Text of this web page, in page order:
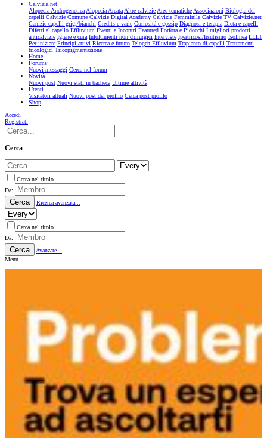
Calvizie.net
Alopecia AndrogeneticaAlopecia AreataAltre calvizieAree tematicheAssociazioni Biologia dei
capelli Calvizie Comune Calvizie Digital Academy Calvizie Femminile Calvizie TV Calvizie.net
Canizie capelli grigi/bianchi Credits e varie Curiosità e gossip Diagnosi e terapia Dieta e capelli
Difetti al capello Effluvium Eventi e Incontri Featured Forfora e Pidocchi I migliori prodotti
anticalvizie Igiene e cura Infoltimenti non chirurgici Interviste Ipertricosi/Irsutismo Isolinea LLLT
Per iniziare Principi attivi Ricerca e futuro Telogen Effluvium Trapianto di capelli Trattamenti
tricologici Tricopigmentazione
Home
Forums
Nuovi messaggi Cerca nel forum
Novità
Nuovi post Nuovi stati in bacheca Ultime attività
Utenti
Visitatori attuali Nuovi post del profilo Cerca post profilo
Shop
Accedi
Registrati
Cerca
Cerca nel titolo
Da:
Cerca Ricerca avanzata...
Cerca nel titolo
Da:
Cerca
Avanzate...
Menu